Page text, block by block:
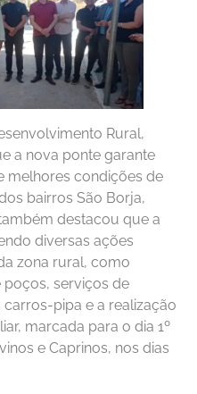
Rural,
a nova ponte garante
melhores condições de
bairros São Borja,
destacou que a
diversas ações
zona rural, como
serviços de
pipa e a realização
marcada para o dia 1º
e Caprinos, nos dias